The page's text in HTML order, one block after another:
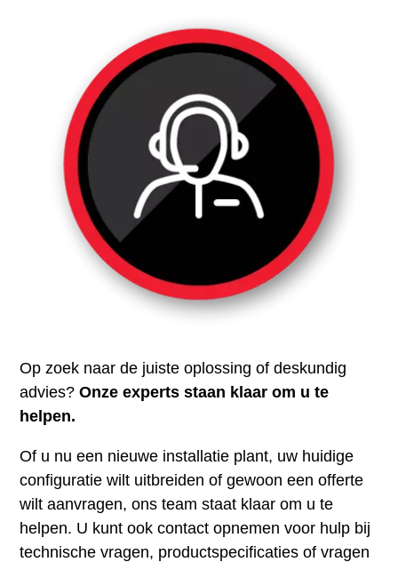
Op zoek naar de juiste oplossing of deskundig
advies? Onze experts staan klaar om u te
helpen.
Of u nu een nieuwe installatie plant, uw huidige
configuratie wilt uitbreiden of gewoon een offerte
wilt aanvragen, ons team staat klaar om u te
helpen. U kunt ook contact opnemen voor hulp bij
technische vragen, productspecificaties of vragen